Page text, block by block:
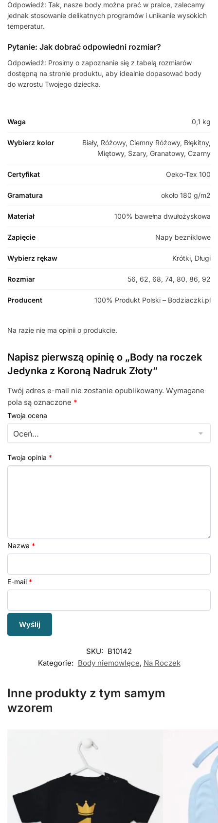
Odpowiedź: Tak, nasze body można prać w pralce, zalecamy
jednak stosowanie delikatnych programów i unikanie wysokich
temperatur.
Pytanie: Jak dobrać odpowiedni rozmiar?
Odpowiedź: Prosimy o zapoznanie się z tabelą rozmiarów
dostępną na stronie produktu, aby idealnie dopasować body
do wzrostu Twojego dziecka.
Waga 0,1 kg
Wybierz kolor
Biały, Różowy, Ciemny Różowy, Błękitny,
Miętowy, Szary, Granatowy, Czarny
Certyfikat Oeko-Tex 100
Gramatura około 180 g/m2
Materiał 100% bawełna dwułożyskowa
Zapięcie Napy bezniklowe
Wybierz rękaw Krótki, Długi
Rozmiar 56, 62, 68, 74, 80, 86, 92
Producent 100% Produkt Polski – Bodziaczki.pl
Na razie nie ma opinii o produkcie.
Napisz pierwszą opinię o „Body na roczek
Jedynka z Koroną Nadruk Złoty”
Twój adres e-mail nie zostanie opublikowany. Wymagane
pola są oznaczone *
Twoja ocena
Twoja opinia *
Nazwa *
E-mail *
SKU: B10142
Kategorie: Body niemowlęce, Na Roczek
Inne produkty z tym samym
wzorem